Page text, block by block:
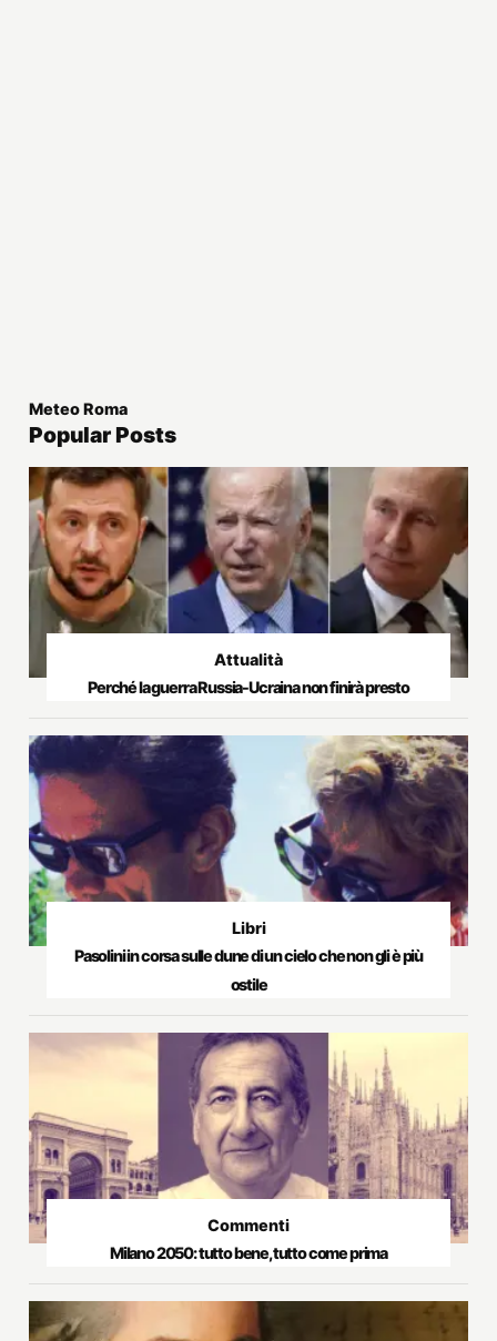
Meteo Roma
Popular Posts
Attualità
Perché la guerra Russia-Ucraina non finirà presto
Libri
Pasolini in corsa sulle dune di un cielo che non gli è più
ostile
Commenti
Milano 2050: tutto bene, tutto come prima